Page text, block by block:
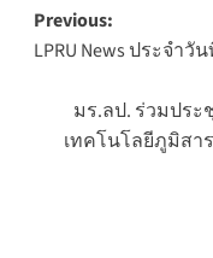
Post
navigation
Previous:
LPRU News ประจำวั
มร.ลป. ร่วมปร
เทคโนโลยีภูมิสา